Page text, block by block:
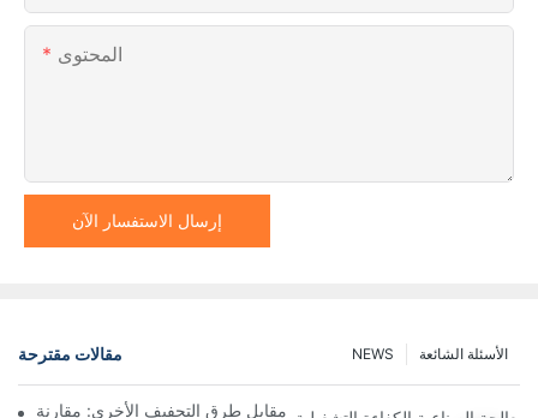
المحتوى
إرسال الاستفسار الآن
مقالات مقترحة الأسئلة الشائعة NEWS
نوتش المرشحة ذات المحرك مقابل طرق التجفيف الأخرى: مقارنة